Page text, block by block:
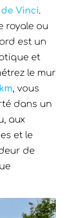
Vinci.
royale ou
est un
et
le mur
, vous
dans un
aux
et le
de